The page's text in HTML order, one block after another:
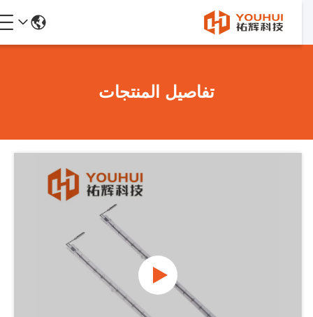
تفاصيل المنتجات